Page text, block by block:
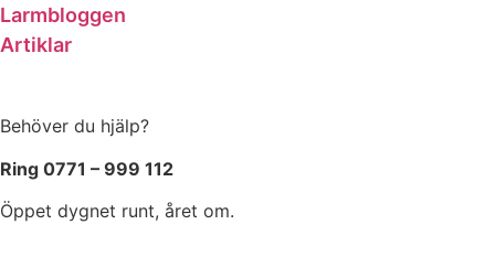
Larmbloggen
Artiklar
Behöver du hjälp?
Ring 0771 – 999 112
Öppet dygnet runt, året om.